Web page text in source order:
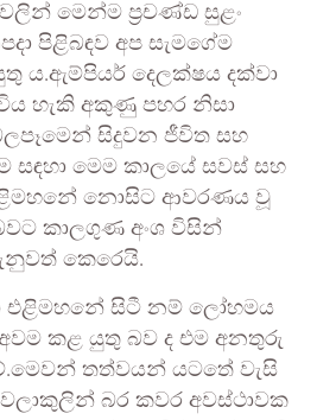
මෙන්ම ප්‍රචණ්ඩ සුළං
පිළිබඳව අප සැමගේම
ය.ඇම්පියර් දෙලක්ෂය දක්වා
හැකි අකුණු පහර නිසා
සිදුවන ජීවිත සහ
සඳහා මෙම කාලයේ සවස් සහ
නොසිට ආවරණය වූ
කාලගුණ අංශ විසින්
කෙරෙයි.
එළිමහනේ සිටී නම් ලෝහමය
කළ යුතු බව ද එම අනතුරු
තත්වයන් යටතේ වැසි
බර කවර අවස්ථාවක